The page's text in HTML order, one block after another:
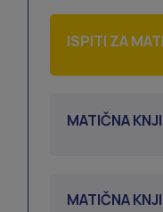
ISPITI ZA
MATIČNA
MATIČNA